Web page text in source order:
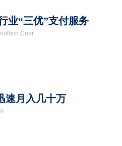
业“三优”支付服务
速月入几十万